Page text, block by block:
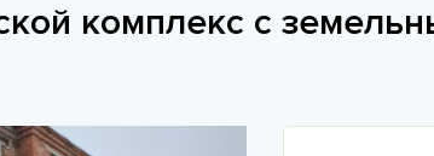
комплекс с